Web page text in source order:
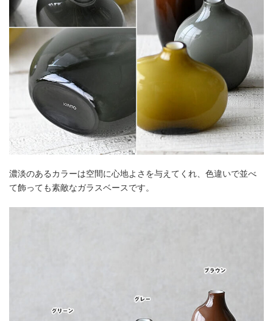
濃淡のあるカラーは空間に心地よさを与えてくれ、色違いで並べ
て飾っても素敵なガラスベースです。